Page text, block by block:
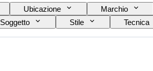
Ubicazione Marchio
Soggetto Stile Tecnica
Epoca Originale / Replica